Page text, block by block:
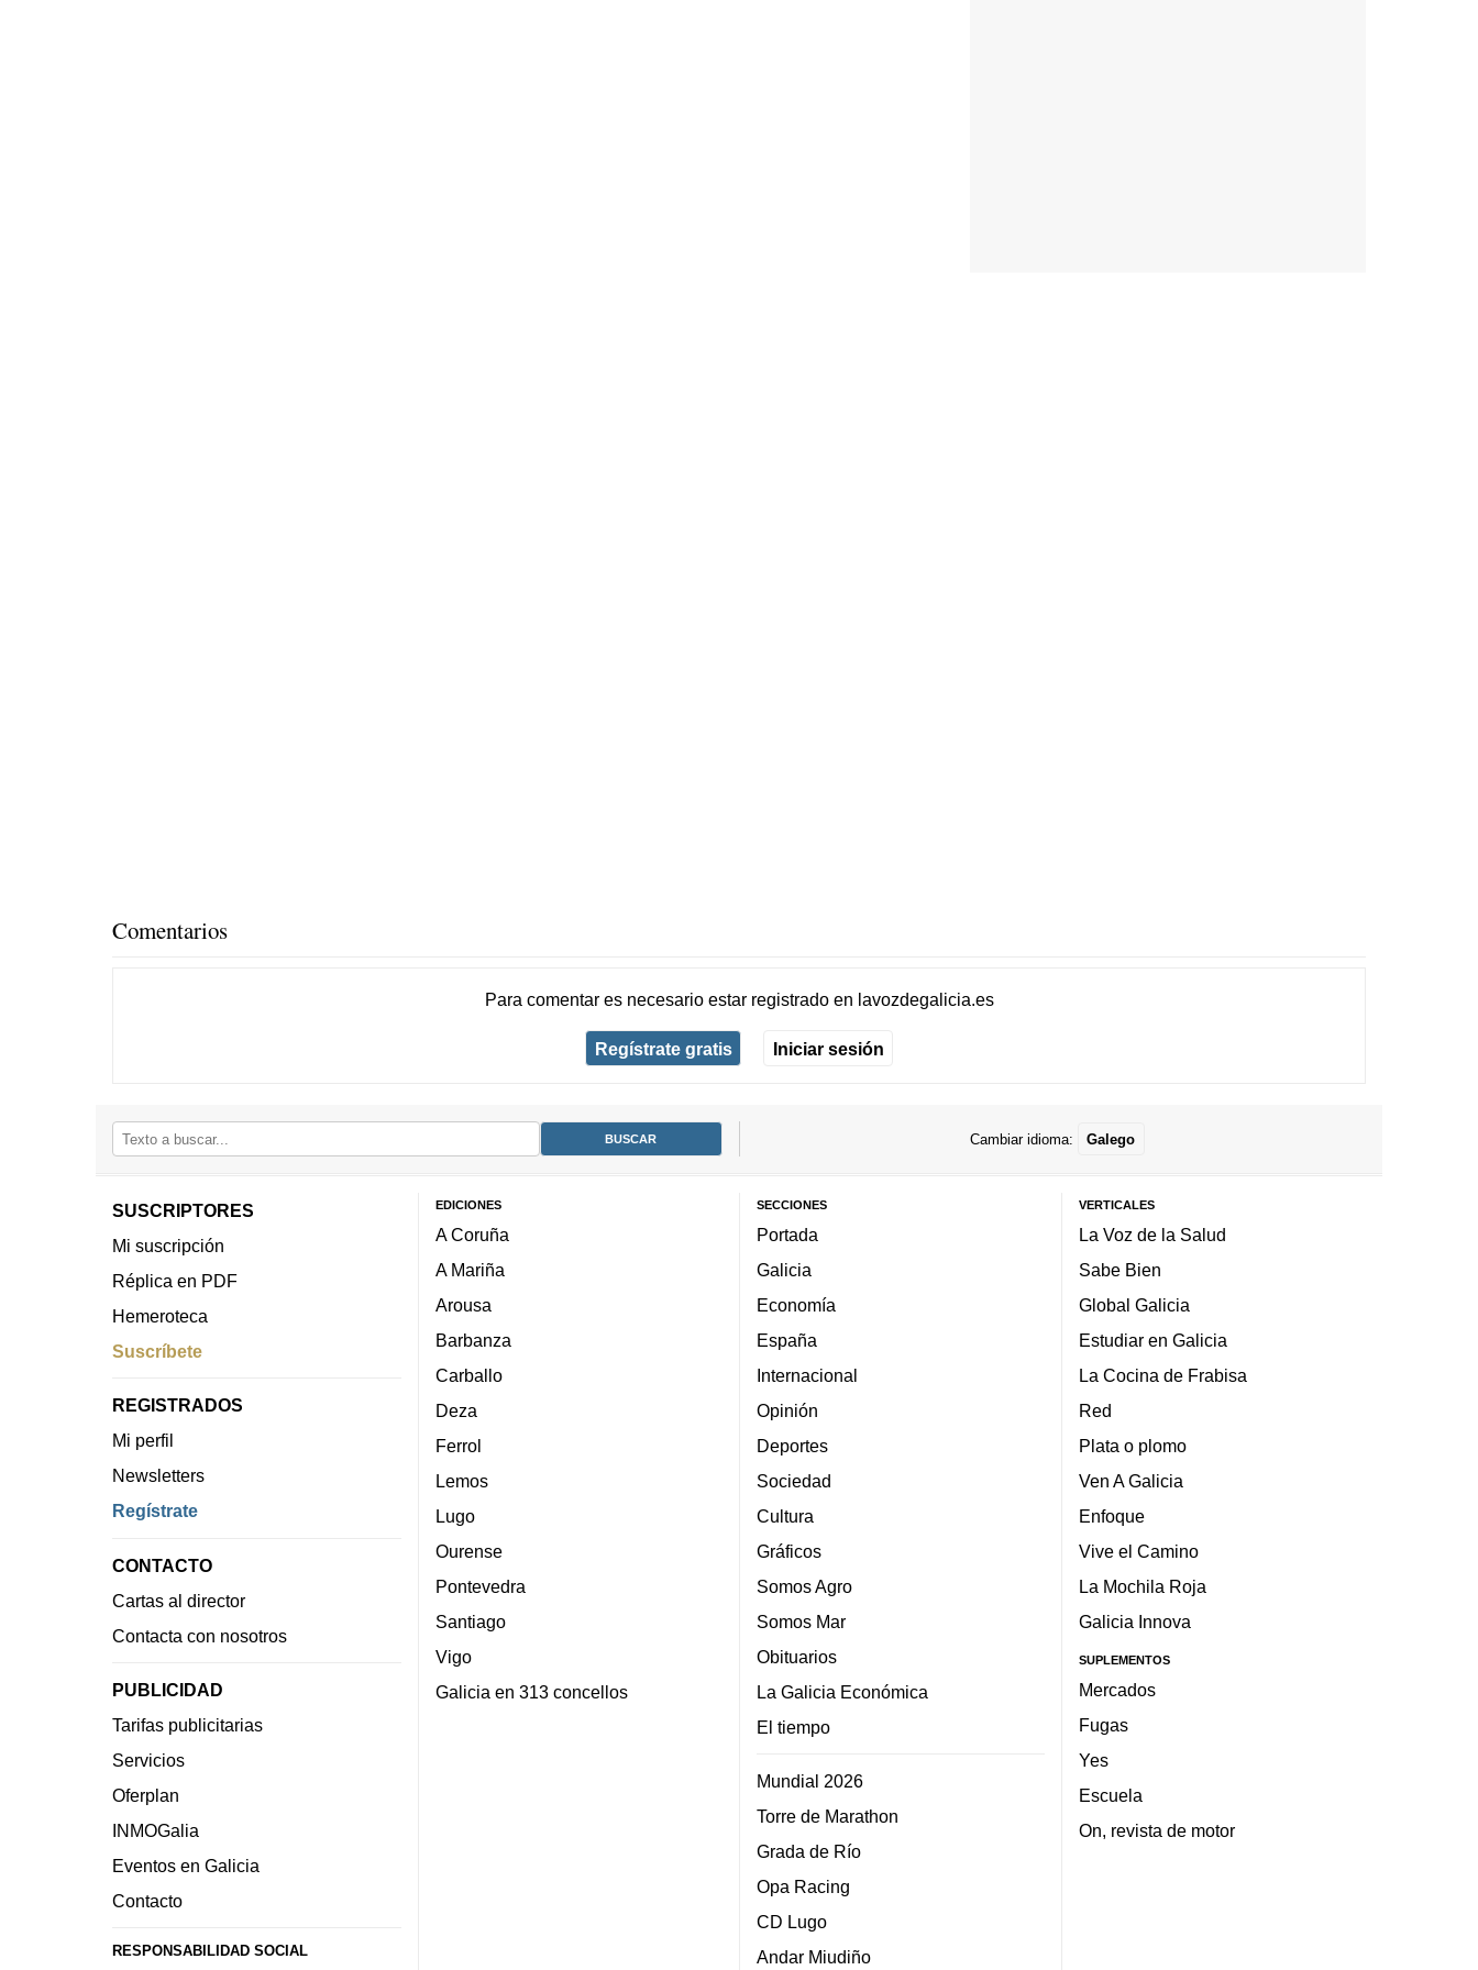
Comentarios
Para comentar es necesario estar registradoen lavozdegalicia.es
Regístrate gratis Iniciar sesión
Cambiar idioma: Galego
SUSCRIPTORES
Mi suscripción
Réplica en PDF
Hemeroteca
Suscríbete
REGISTRADOS
Mi perfil
Newsletters
Regístrate
CONTACTO
Cartas al director
Contacta con nosotros
PUBLICIDAD
Tarifas publicitarias
Servicios
Oferplan
INMOGalia
Eventos en Galicia
Contacto
RESPONSABILIDAD SOCIAL
EDICIONES
A Coruña
A Mariña
Arousa
Barbanza
Carballo
Deza
Ferrol
Lemos
Lugo
Ourense
Pontevedra
Santiago
Vigo
Galicia en 313 concellos
SECCIONES
Portada
Galicia
Economía
España
Internacional
Opinión
Deportes
Sociedad
Cultura
Gráficos
Somos Agro
Somos Mar
Obituarios
La Galicia Económica
El tiempo
Mundial 2026
Torre de Marathon
Grada de Río
Opa Racing
CD Lugo
Andar Miudiño
VERTICALES
La Voz de la Salud
Sabe Bien
Global Galicia
Estudiar en Galicia
La Cocina de Frabisa
Red
Plata o plomo
Ven A Galicia
Enfoque
Vive el Camino
La Mochila Roja
Galicia Innova
SUPLEMENTOS
Mercados
Fugas
Yes
Escuela
On, revista de motor